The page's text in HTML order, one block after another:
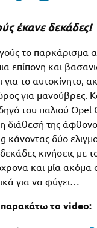
έκανε δεκάδες!
το παρκάρισμα
επίπονη και
για το αυτοκίνητο,
για μανούβρες.
του παλιού
διάθεσή της
κάνοντας δύο
κινήσεις με το
και μία ακόμα
για να φύγει…
το video: